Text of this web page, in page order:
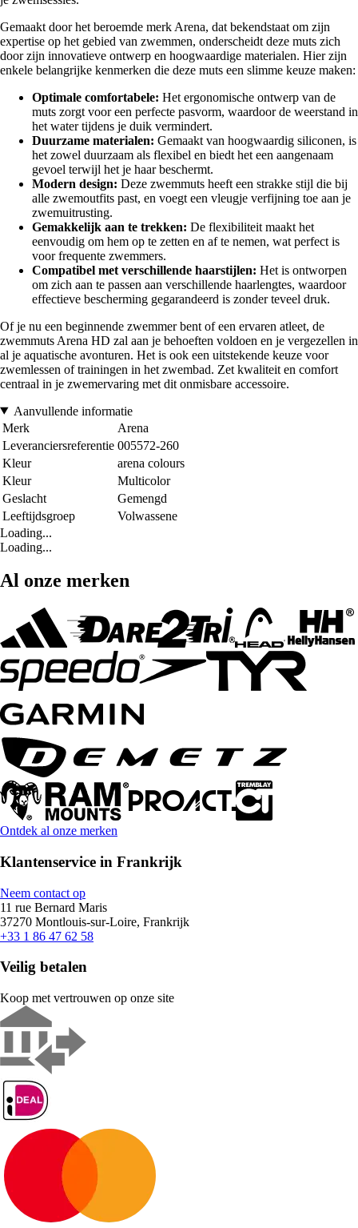
Gemaakt door het beroemde merk Arena, dat bekendstaat om zijn
expertise op het gebied van zwemmen, onderscheidt deze muts zich
door zijn innovatieve ontwerp en hoogwaardige materialen. Hier zijn
enkele belangrijke kenmerken die deze muts een slimme keuze maken:
Optimale comfortabele: Het ergonomische ontwerp van de
muts zorgt voor een perfecte pasvorm, waardoor de weerstand in
het water tijdens je duik vermindert.
Duurzame materialen: Gemaakt van hoogwaardig siliconen, is
het zowel duurzaam als flexibel en biedt het een aangenaam
gevoel terwijl het je haar beschermt.
Modern design: Deze zwemmuts heeft een strakke stijl die bij
alle zwemoutfits past, en voegt een vleugje verfijning toe aan je
zwemuitrusting.
Gemakkelijk aan te trekken: De flexibiliteit maakt het
eenvoudig om hem op te zetten en af te nemen, wat perfect is
voor frequente zwemmers.
Compatibel met verschillende haarstijlen: Het is ontworpen
om zich aan te passen aan verschillende haarlengtes, waardoor
effectieve bescherming gegarandeerd is zonder teveel druk.
Of je nu een beginnende zwemmer bent of een ervaren atleet, de
zwemmuts Arena HD zal aan je behoeften voldoen en je vergezellen in
al je aquatische avonturen. Het is ook een uitstekende keuze voor
zwemlessen of trainingen in het zwembad. Zet kwaliteit en comfort
centraal in je zwemervaring met dit onmisbare accessoire.
Aanvullende informatie
Merk
Arena
Leveranciersreferentie 005572-260
Kleur
arena colours
Kleur
Multicolor
Geslacht
Gemengd
Leeftijdsgroep
Volwassene
Loading...
Loading...
Al onze merken
Ontdek al onze merken
Klantenservice in Frankrijk
Neem contact op
11 rue Bernard Maris
37270 Montlouis-sur-Loire, Frankrijk
+33 1 86 47 62 58
Veilig betalen
Koop met vertrouwen op onze site